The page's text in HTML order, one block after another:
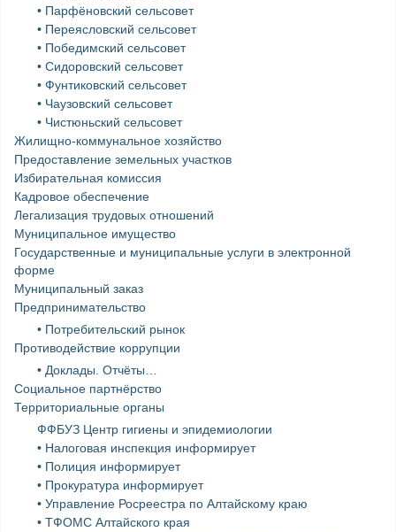
• Парфёновский сельсовет
• Переясловский сельсовет
• Победимский сельсовет
• Сидоровский сельсовет
• Фунтиковский сельсовет
• Чаузовский сельсовет
• Чистюньский сельсовет
Жилищно-коммунальное хозяйство
Предоставление земельных участков
Избирательная комиссия
Кадровое обеспечение
Легализация трудовых отношений
Муниципальное имущество
Государственные и муниципальные услуги в электронной
форме
Муниципальный заказ
Предпринимательство
• Потребительский рынок
Противодействие коррупции
• Доклады. Отчёты…
Социальное партнёрство
Территориальные органы
ФФБУЗ Центр гигиены и эпидемиологии
• Налоговая инспекция информирует
• Полиция информирует
• Прокуратура информирует
• Управление Росреестра по Алтайскому краю
• ТФОМС Алтайского края